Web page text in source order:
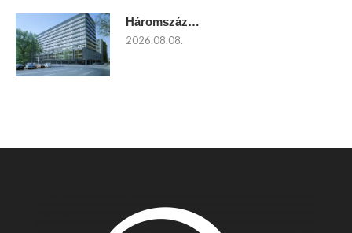
Háromszáz…
2026.08.08.